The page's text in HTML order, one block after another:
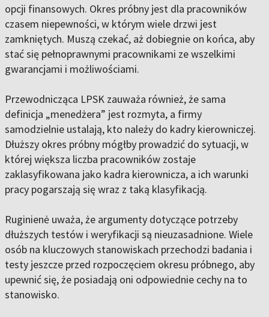
opcji finansowych. Okres próbny jest dla pracowników
czasem niepewności, w którym wiele drzwi jest
zamkniętych. Muszą czekać, aż dobiegnie on końca, aby
stać się pełnoprawnymi pracownikami ze wszelkimi
gwarancjami i możliwościami.
Przewodnicząca LPSK zauważa również, że sama
definicja „menedżera” jest rozmyta, a firmy
samodzielnie ustalają, kto należy do kadry kierowniczej.
Dłuższy okres próbny mógłby prowadzić do sytuacji, w
której większa liczba pracowników zostaje
zaklasyfikowana jako kadra kierownicza, a ich warunki
pracy pogarszają się wraz z taką klasyfikacją.
Ruginienė uważa, że argumenty dotyczące potrzeby
dłuższych testów i weryfikacji są nieuzasadnione. Wiele
osób na kluczowych stanowiskach przechodzi badania i
testy jeszcze przed rozpoczęciem okresu próbnego, aby
upewnić się, że posiadają oni odpowiednie cechy na to
stanowisko.